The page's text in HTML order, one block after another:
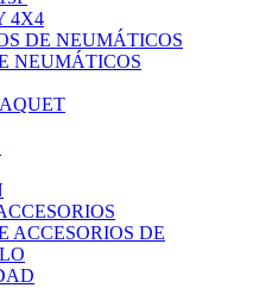
4X4
DE NEUMÁTICOS
NEUMÁTICOS
ACCESORIOS DE